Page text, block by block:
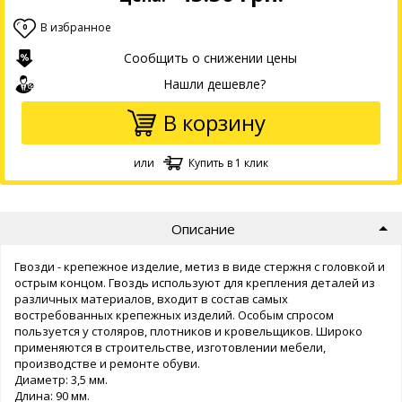
0 В избранное
Сообщить о снижении цены
Нашли дешевле?
В корзину
или Купить в 1 клик
Описание
Гвозди - крепежное изделие, метиз в виде стержня с головкой и
острым концом. Гвоздь используют для крепления деталей из
различных материалов, входит в состав самых
востребованных крепежных изделий. Особым спросом
пользуется у столяров, плотников и кровельщиков. Широко
применяются в строительстве, изготовлении мебели,
производстве и ремонте обуви.
Диаметр: 3,5 мм.
Длина: 90 мм.